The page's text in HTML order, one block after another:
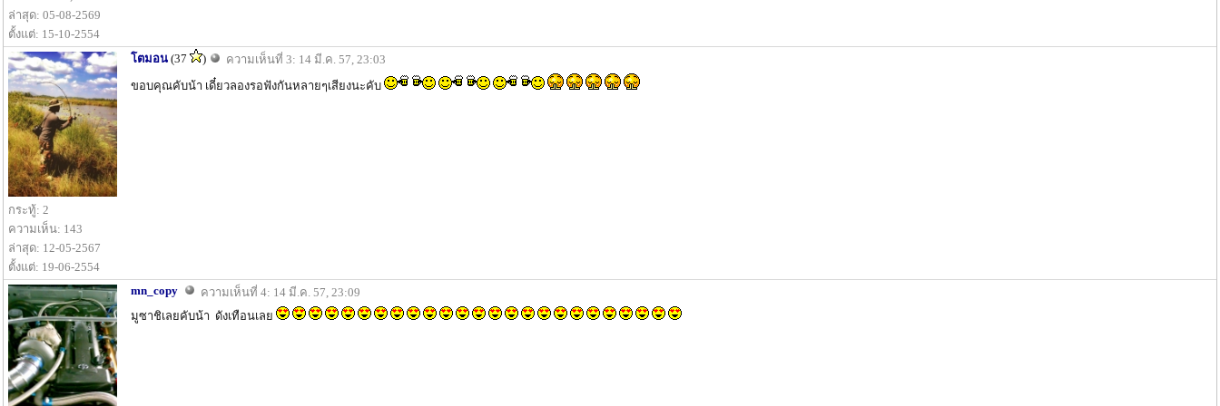
ล่าสุด: 05-08-2569
ตั้งแต่: 15-10-2554
กระทู้: 2
ความเห็น: 143
ล่าสุด: 12-05-2567
ตั้งแต่: 19-06-2554
โตมอน (37 )
ความเห็นที่ 3: 14 มี.ค. 57, 23:03
ขอบคุณคับน้า เดี๋ยวลองรอฟังกันหลายๆเสียงนะคับ
mn_copy
ความเห็นที่ 4: 14 มี.ค. 57, 23:09
มูซาชิเลยคับน้า ดังเทือนเลย